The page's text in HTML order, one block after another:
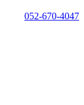
052-670-4047